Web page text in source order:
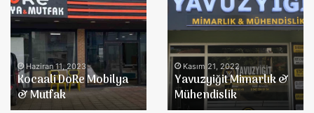
DoRe
Mobilya
&
Mutfak
Haziran 11, 2023
Kocaali DoRe Mobilya
& Mutfak
Mimarlık
Kasım 21, 2022
Yavuzyiğit Mimarlık &
Mühendislik